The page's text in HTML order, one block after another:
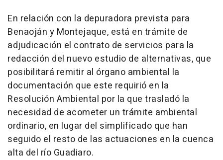
En relación con la depuradora prevista para
Benaoján y Montejaque, está en trámite de
adjudicación el contrato de servicios para la
redacción del nuevo estudio de alternativas, que
posibilitará remitir al órgano ambiental la
documentación que este requirió en la
Resolución Ambiental por la que trasladó la
necesidad de acometer un trámite ambiental
ordinario, en lugar del simplificado que han
seguido el resto de las actuaciones en la cuenca
alta del río Guadiaro.